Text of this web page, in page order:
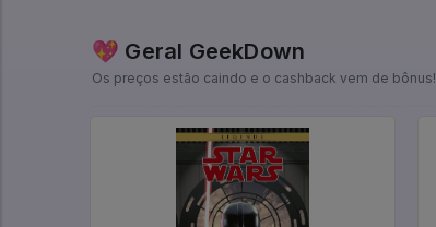
💖 Geral GeekDown
Os preços estão caindo e o cashback vem de bônus!